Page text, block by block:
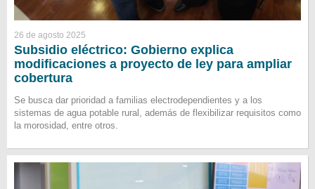
26 de agosto 2025
Subsidio eléctrico: Gobierno explica
modificaciones a proyecto de ley para ampliar
cobertura
Se busca dar prioridad a familias electrodependientes y a los
sistemas de agua potable rural, además de flexibilizar requisitos como
la morosidad, entre otros.